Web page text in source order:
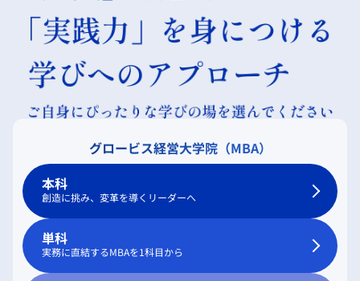
グロービス経営大学院（MBA）
本科
創造に挑み、変革を導くリーダーへ
単科
実務に直結するMBAを1科目から